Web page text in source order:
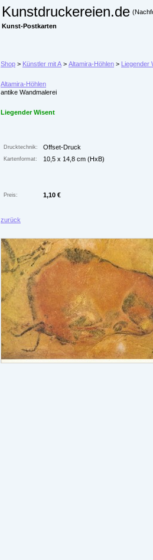
Kunstdruckereien.de
Kunst-Postkarten
Shop > Künstler mit A > Altamira-Höhlen > Liegender
Altamira-Höhlen
antike Wandmalerei
Liegender Wisent
Drucktechnik: Offset-Druck
Kartenformat: 10,5 x 14,8 cm (HxB)
Preis: 1,10 €
zurück